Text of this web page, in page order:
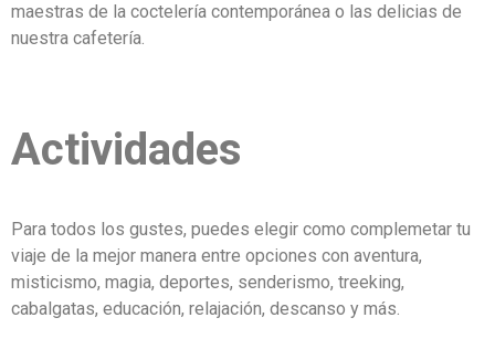
maestras de la coctelería contemporánea o las delicias de
nuestra cafetería.
Actividades
Para todos los gustes, puedes elegir como complemetar tu
viaje de la mejor manera entre opciones con aventura,
misticismo, magia, deportes, senderismo, treeking,
cabalgatas, educación, relajación, descanso y más.